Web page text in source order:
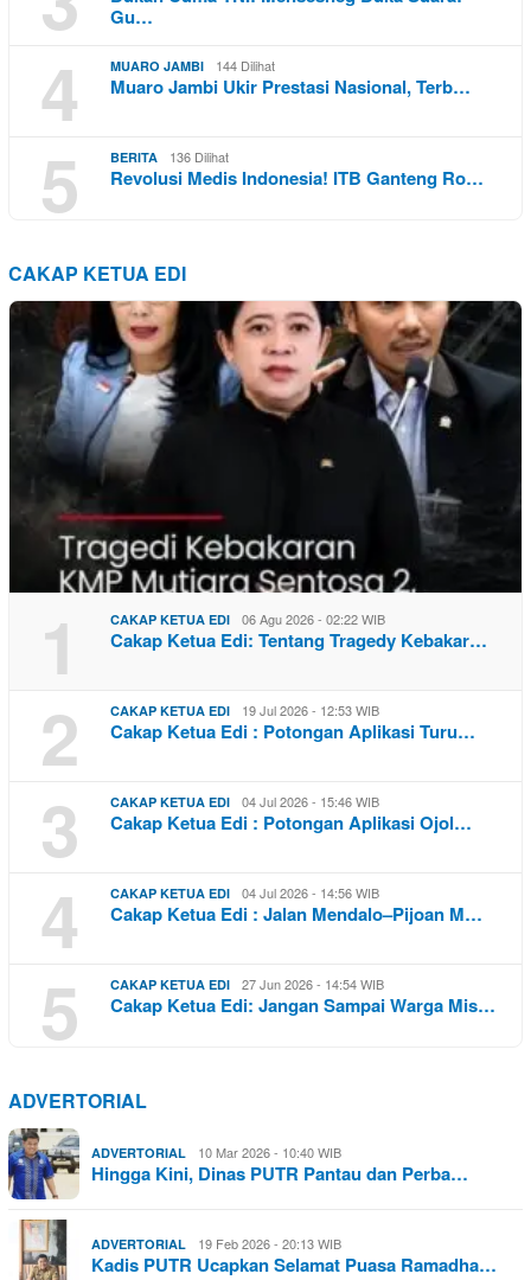
Gu…
4 MUARO JAMBI 144 Dilihat
Muaro Jambi Ukir Prestasi Nasional, Terb…
5 BERITA 136 Dilihat
Revolusi Medis Indonesia! ITB Ganteng Ro…
CAKAP KETUA EDI
1 CAKAP KETUA EDI 06 Agu 2026 - 02:22 WIB
Cakap Ketua Edi: Tentang Tragedy Kebakar…
2 CAKAP KETUA EDI 19 Jul 2026 - 12:53 WIB
Cakap Ketua Edi : Potongan Aplikasi Turu…
3 CAKAP KETUA EDI 04 Jul 2026 - 15:46 WIB
Cakap Ketua Edi : Potongan Aplikasi Ojol…
4 CAKAP KETUA EDI 04 Jul 2026 - 14:56 WIB
Cakap Ketua Edi : Jalan Mendalo–Pijoan M…
5 CAKAP KETUA EDI 27 Jun 2026 - 14:54 WIB
Cakap Ketua Edi: Jangan Sampai Warga Mis…
ADVERTORIAL
ADVERTORIAL 10 Mar 2026 - 10:40 WIB
Hingga Kini, Dinas PUTR Pantau dan Perba…
ADVERTORIAL 19 Feb 2026 - 20:13 WIB
Kadis PUTR Ucapkan Selamat Puasa Ramadha…